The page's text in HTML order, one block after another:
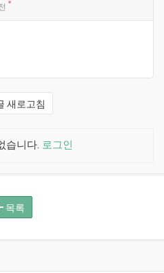
새로고침
습니다. 로그인
목록